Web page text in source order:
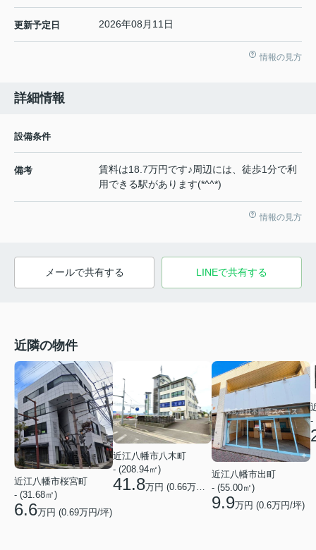
更新予定日 2026年08月11日
情報の見方
詳細情報
設備条件
備考
賃料は18.7万円です♪周辺には、徒歩1分で利
用できる駅があります(*^^*)
情報の見方
メールで共有する LINEで共有する
近隣の物件
近江八幡市桜宮町
- (31.68㎡)
6.6万円 (0.69万円/坪)
近江八幡市八木町
- (208.94㎡)
41.8万円 (0.66万円/坪)
近江八幡市出町
- (55.00㎡)
9.9万円 (0.6万円/坪)
-